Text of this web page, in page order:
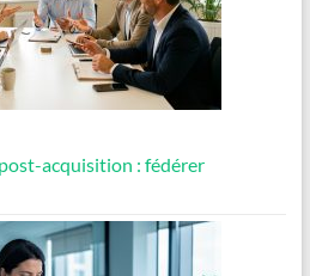
acquisition : fédérer